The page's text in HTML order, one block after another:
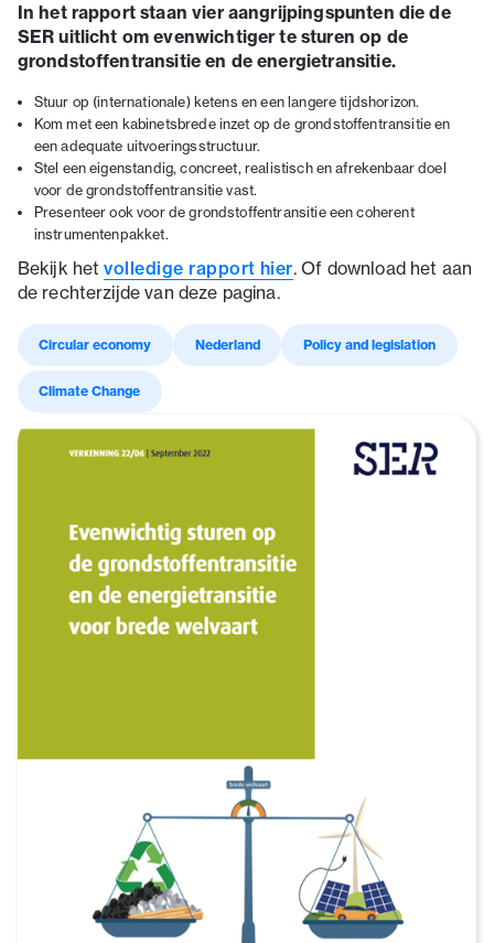
In het rapport staan vier aangrijpingspunten die de
SER uitlicht om evenwichtiger te sturen op de
grondstoffentransitie en de energietransitie.
Stuur op (internationale) ketens en een langere tijdshorizon.
Kom met een kabinetsbrede inzet op de grondstoffentransitie en
een adequate uitvoeringsstructuur.
Stel een eigenstandig, concreet, realistisch en afrekenbaar doel
voor de grondstoffentransitie vast.
Presenteer ook voor de grondstoffentransitie een coherent
instrumentenpakket.
Bekijk hetvolledige rapport hier. Of download het aan
de rechterzijde van deze pagina.
Circular economy Nederland Policy and legislation
Climate Change